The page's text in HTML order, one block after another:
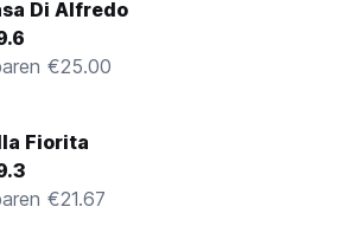
Di Alfredo
€25.00
Fiorita
€21.67